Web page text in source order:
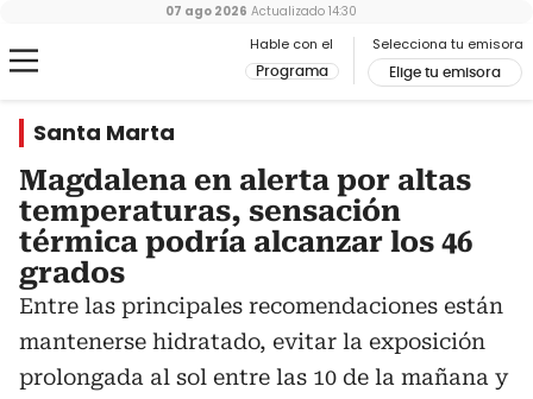
Hable con el
Programa
Selecciona tu emisora
Elige tu emisora
07 ago 2026 Actualizado 14:30
Santa Marta
Magdalena en alerta por altas
temperaturas, sensación
térmica podría alcanzar los 46
grados
Entre las principales recomendaciones están
mantenerse hidratado, evitar la exposición
prolongada al sol entre las 10 de la mañana y